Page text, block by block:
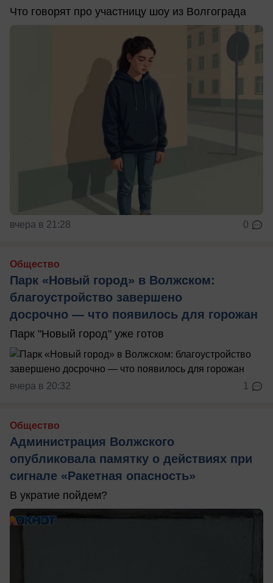
Что говорят про участницу шоу из Волгограда
вчера в 21:28 0
Общество
Парк «Новый город» в Волжском:
благоустройство завершено
досрочно — что появилось для горожан
Парк "Новый город" уже готов
вчера в 20:32 1
Общество
Администрация Волжского
опубликовала памятку о действиях при
сигнале «Ракетная опасность»
В укратие пойдем?